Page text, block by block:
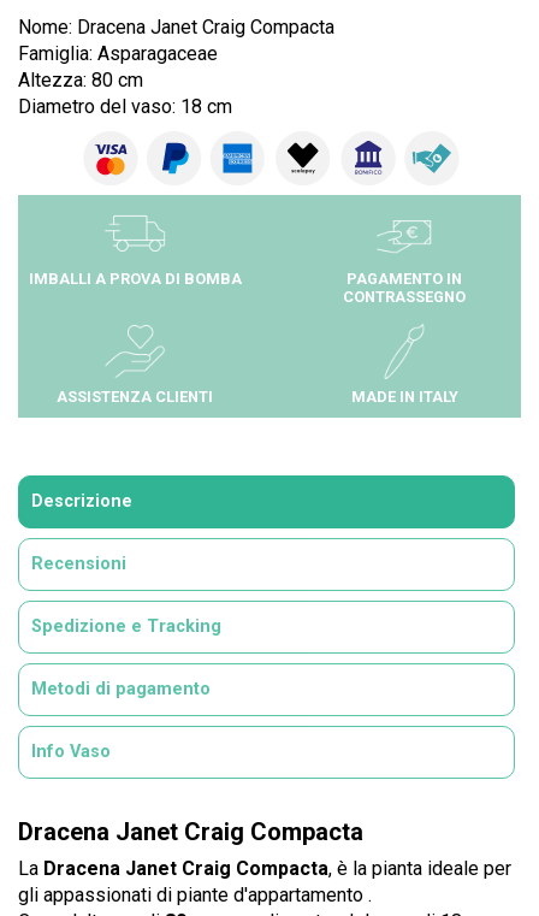
Nome: Dracena Janet Craig Compacta
Famiglia: Asparagaceae
Altezza: 80 cm
Diametro del vaso: 18 cm
IMBALLI A PROVA DI BOMBA
PAGAMENTO IN
CONTRASSEGNO
ASSISTENZA CLIENTI MADE IN ITALY
Descrizione
Recensioni
Spedizione e Tracking
Metodi di pagamento
Info Vaso
Dracena Janet Craig Compacta
La Dracena Janet Craig Compacta, è la pianta ideale per
gli appassionati di piante d'appartamento .